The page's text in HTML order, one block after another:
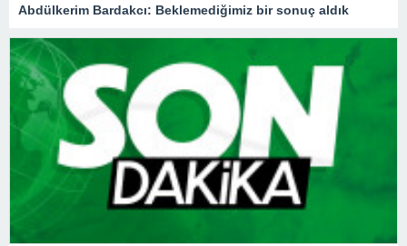
Abdülkerim Bardakcı: Beklemediğimiz bir sonuç aldık